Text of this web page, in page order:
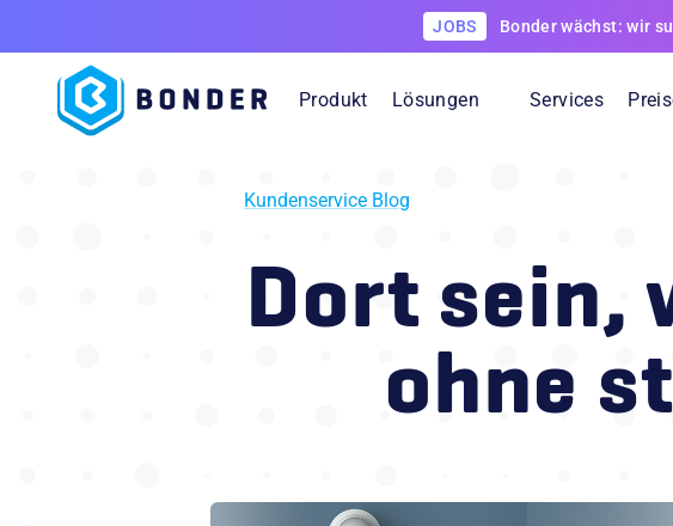
JOBS Bonder wächst: wir
Produkt Lösungen
Steuere Außendiensteinsätze digital – von
Planung bis zur Leistungserfassung vor Ort
Gib Kunden autonomen Zugang zu
um die Uhr, überall und sofort
Services
Kundenservice Blog
Dort sein,
ohne